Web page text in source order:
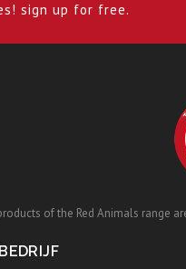
sign up for free.
of the Red Animals range